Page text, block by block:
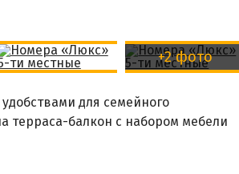
+2 фото
для семейного
терраса-балкон с набором мебели